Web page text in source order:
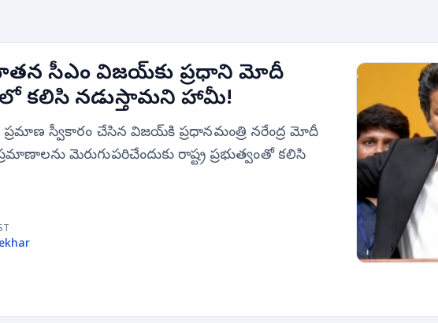
సీఎం విజయ్‌కు ప్రధాని మోదీ
కలిసి నడుస్తామని హామీ!
ప్రమాణ స్వీకారం చేసిన విజయ్‌కి ప్రధానమంత్రి నరేంద్ర మోదీ
మెరుగుపరిచేందుకు రాష్ట్ర ప్రభుత్వంతో కలిసి